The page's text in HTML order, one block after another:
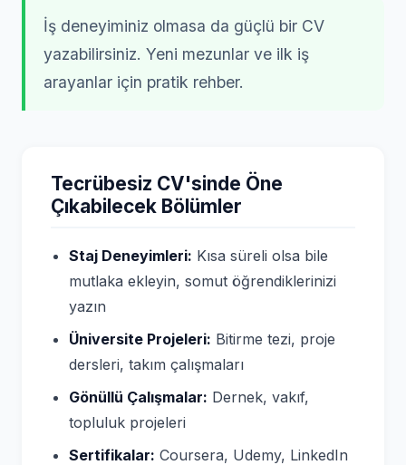
İş deneyiminiz olmasa da güçlü bir CV
yazabilirsiniz. Yeni mezunlar ve ilk iş
arayanlar için pratik rehber.
Tecrübesiz CV'sinde Öne
Çıkabilecek Bölümler
Staj Deneyimleri: Kısa süreli olsa bile
mutlaka ekleyin, somut öğrendiklerinizi
yazın
Üniversite Projeleri: Bitirme tezi, proje
dersleri, takım çalışmaları
Gönüllü Çalışmalar: Dernek, vakıf,
topluluk projeleri
Sertifikalar: Coursera, Udemy, LinkedIn